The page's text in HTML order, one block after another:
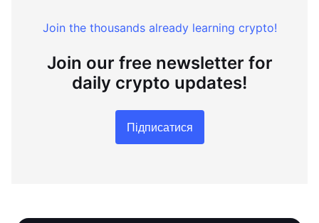
Join the thousands already learning crypto!
Join our free newsletter for
daily crypto updates!
Підписатися